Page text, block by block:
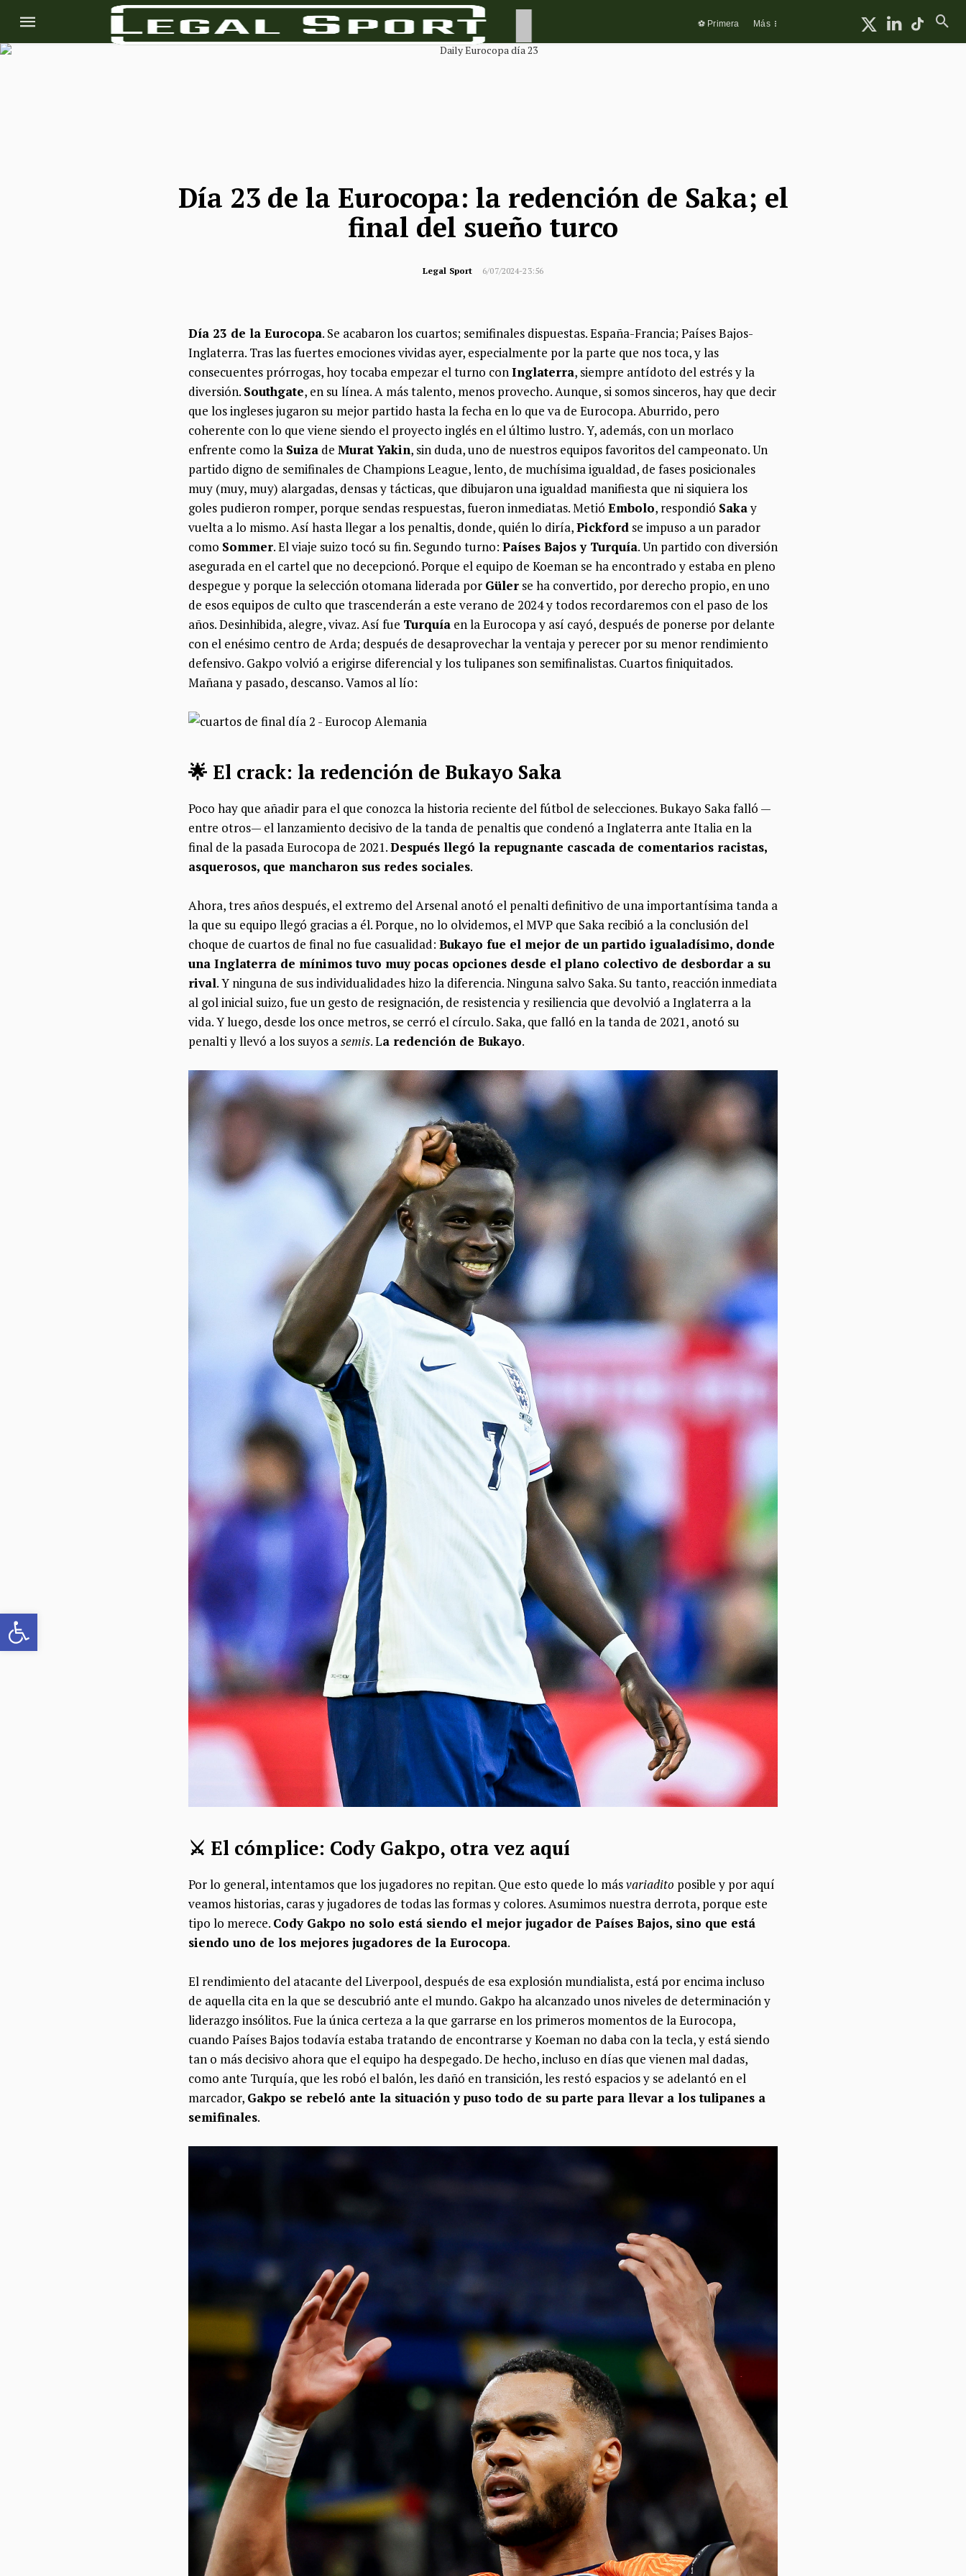
Abrir barra de herramientas
⚽ Primera Más
Día 23 de la Eurocopa: la redención de Saka; el
final del sueño turco
Legal Sport 6/07/2024-23:56
Día 23 de la Eurocopa. Se acabaron los cuartos; semifinales dispuestas. España-Francia; Países Bajos-
Inglaterra. Tras las fuertes emociones vividas ayer, especialmente por la parte que nos toca, y las
consecuentes prórrogas, hoy tocaba empezar el turno conInglaterra, siempre antídoto del estrés y la
diversión. Southgate, en su línea. A más talento, menos provecho. Aunque, si somos sinceros, hay que decir
que los ingleses jugaron su mejor partido hasta la fecha en lo que va de Eurocopa. Aburrido, pero
coherente con lo que viene siendo el proyecto inglés en el último lustro. Y, además, con un morlaco
enfrente como la Suiza de MuratYakin, sin duda, uno de nuestros equipos favoritos del campeonato. Un
partido digno de semifinales de Champions League, lento, de muchísima igualdad, de fases posicionales
muy (muy, muy) alargadas, densas y tácticas, que dibujaron una igualdad manifiesta que ni siquiera los
goles pudieron romper, porque sendas respuestas, fueron inmediatas. Metió Embolo, respondió Sakay
vuelta a lo mismo. Así hasta llegar a los penaltis, donde, quién lo diría,Pickford se impuso a un parador
como Sommer. El viaje suizo tocó su fin. Segundo turno: Países Bajos y Turquía. Un partido con diversión
asegurada en el cartel que no decepcionó. Porque el equipo de Koeman se ha encontrado y estaba en pleno
despegue y porque la selección otomana liderada por Güler se ha convertido, por derecho propio, en uno
de esos equipos de culto que trascenderán a este verano de 2024 y todos recordaremos con el paso de los
años. Desinhibida, alegre, vivaz. Así fue Turquía en la Eurocopa y así cayó, después de ponerse por delante
con el enésimo centro de Arda; después de desaprovechar la ventaja y perecer por su menor rendimiento
defensivo. Gakpo volvió a erigirse diferencial y los tulipanes son semifinalistas. Cuartos finiquitados.
Mañana y pasado, descanso. Vamos al lío:
🌟​ El crack: la redención de Bukayo Saka
Poco hay que añadir para el que conozca la historia reciente del fútbol de selecciones. Bukayo Saka falló —
entre otros— el lanzamiento decisivo de la tanda de penaltis que condenó a Inglaterra ante Italia en la
final de la pasada Eurocopa de 2021.Después llegó la repugnante cascada de comentarios racistas,
asquerosos, que mancharon sus redes sociales.
Ahora, tres años después, el extremo del Arsenal anotó el penalti definitivo de una importantísima tanda a
la que su equipo llegó gracias a él. Porque, no lo olvidemos, el MVP que Saka recibió a la conclusión del
choque de cuartos de final no fue casualidad: Bukayo fue el mejor de un partido igualadísimo, donde
una Inglaterra de mínimos tuvo muy pocas opciones desde el plano colectivo de desbordar a su
rival. Y ninguna de sus individualidades hizo la diferencia. Ninguna salvo Saka. Su tanto, reacción inmediata
al gol inicial suizo, fue un gesto de resignación, de resistencia y resiliencia que devolvió a Inglaterra a la
vida. Y luego, desde los once metros, se cerró el círculo. Saka, que falló en la tanda de 2021, anotó su
penalti y llevó a los suyos asemis. La redención de Bukayo.
⚔️​ El cómplice: Cody Gakpo, otra vez aquí
Por lo general, intentamos que los jugadores no repitan. Que esto quede lo másvariadito posible y por aquí
veamos historias, caras y jugadores de todas las formas y colores. Asumimos nuestra derrota, porque este
tipo lo merece. Cody Gakpo no solo está siendo el mejor jugador de Países Bajos, sino que está
siendo uno de los mejores jugadores de la Eurocopa.
El rendimiento del atacante del Liverpool, después de esa explosión mundialista, está por encima incluso
de aquella cita en la que se descubrió ante el mundo. Gakpo ha alcanzado unos niveles de determinación y
liderazgo insólitos. Fue la única certeza a la que garrarse en los primeros momentos de la Eurocopa,
cuando Países Bajos todavía estaba tratando de encontrarse y Koeman no daba con la tecla, y está siendo
tan o más decisivo ahora que el equipo ha despegado. De hecho, incluso en días que vienen mal dadas,
como ante Turquía, que les robó el balón, les dañó en transición, les restó espacios y se adelantó en el
marcador, Gakpo se rebeló ante la situación y puso todo de su parte para llevar a los tulipanes a
semifinales.